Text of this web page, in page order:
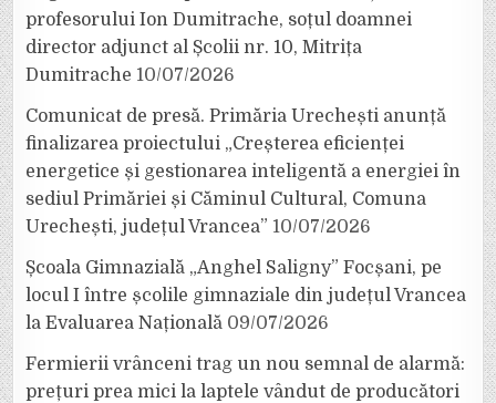
profesorului Ion Dumitrache, soțul doamnei
director adjunct al Școlii nr. 10, Mitrița
Dumitrache 10/07/2026
Comunicat de presă. Primăria Urechești anunță
finalizarea proiectului „Creșterea eficienței
energetice și gestionarea inteligentă a energiei în
sediul Primăriei și Căminul Cultural, Comuna
Urechești, județul Vrancea” 10/07/2026
Școala Gimnazială „Anghel Saligny” Focșani, pe
locul I între școlile gimnaziale din județul Vrancea
la Evaluarea Națională 09/07/2026
Fermierii vrânceni trag un nou semnal de alarmă:
prețuri prea mici la laptele vândut de producători